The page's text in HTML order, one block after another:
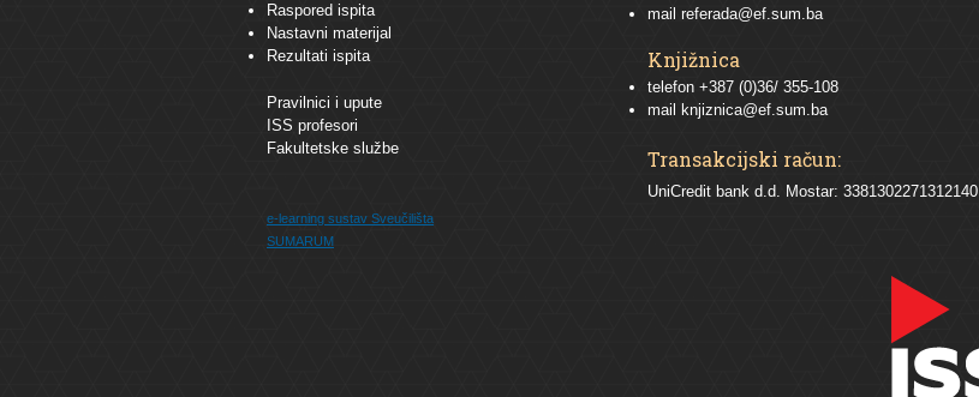
Raspored ispita
Nastavni materijal
Rezultati ispita
Pravilnici i upute
ISS profesori
Fakultetske službe
e-learning sustav Sveučilišta
SUMARUM
mail referada@ef.sum.ba
Knjižnica
telefon +387 (0)36/ 355-108
mail
knjiznica@ef.sum.ba
Transakcijski račun:
UniCredit bank d.d. Mostar: 3381302271312140